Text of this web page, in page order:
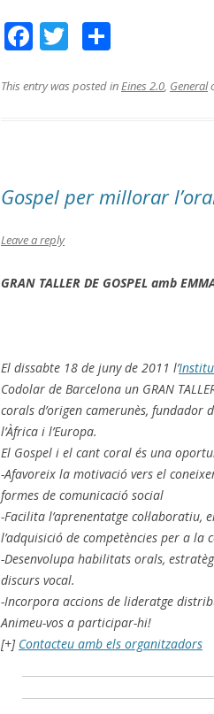
F
ce
k
tt m
ix
This entry was posted inEines 2.0, General
Gospel per millorar
Leave a reply
GRAN TALLER DE GOSPEL amb
El dissabte 18 de juny de 2011 l’
Codolar de Barcelona un GRAN
corals d’origen camerunès,
l’Àfrica i l’Europa.
El Gospel i el cant coral és una
-Afavoreix la motivació vers el
formes de comunicació social
-Facilita l’aprenentatge
l’adquisició de competències per a la
-Desenvolupa habilitats orals,
discurs vocal.
-Incorpora accions de lideratge
Animeu-vos a participar-hi!
[+] Contacteu amb els organitzadors